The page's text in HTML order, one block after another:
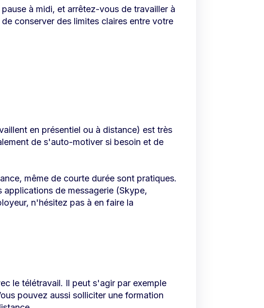
à midi, et arrêtez-vous de travailler à
conserver des limites claires entre votre
en présentiel ou à distance) est très
de s'auto-motiver si besoin et de
même de courte durée sont pratiques.
de messagerie (Skype,
n'hésitez pas à en faire la
le télétravail. Il peut s'agir par exemple
pouvez aussi solliciter une formation